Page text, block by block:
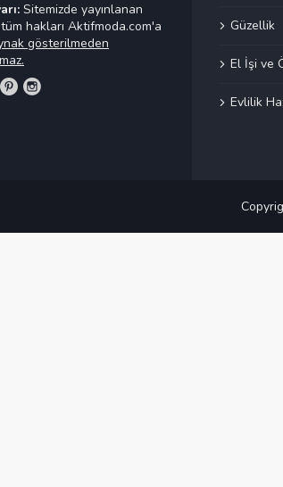
Sitemizde yayınlanan
tüm hakları Aktifmoda.com'a
gösterilmeden
Güzellik
El İşi ve
Evlilik